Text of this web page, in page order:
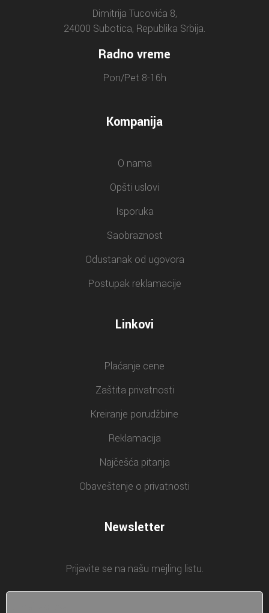
Dimitrija Tucovića 8,
24000 Subotica, Republika Srbija.
Radno vreme
Pon/Pet 8-16h
Kompanija
O nama
Opšti uslovi
Isporuka
Saobraznost
Odustanak od ugovora
Postupak reklamacije
Linkovi
Plaćanje cene
Zaštita privatnosti
Kreiranje porudžbine
Reklamacija
Najčešća pitanja
Obaveštenje o privatnosti
Newsletter
Prijavite se na našu mejling listu.